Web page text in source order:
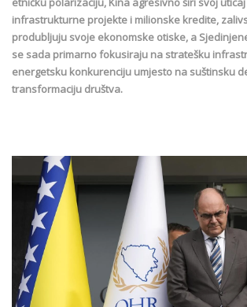
infrastrukturne projekte i milionske kredite,
produbljuju svoje ekonomske otiske, a
se sada primarno fokusiraju na stratešku
energetsku konkurenciju umjesto na suštinsku
transformaciju društva.